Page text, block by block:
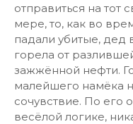
отправиться на тот
мере, то, как во
падали убитые, дед
горела от
зажжённой нефти.
малейшего намёка
сочувствие. По его
весёлой логике,